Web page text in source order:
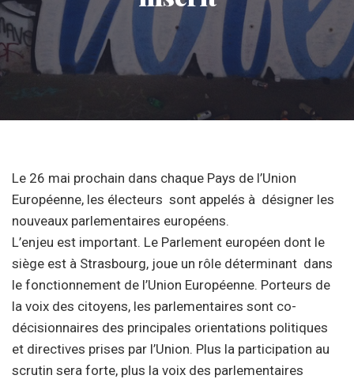
Le 26 mai prochain dans chaque Pays de l’Union
Européenne, les électeurs sont appelés à désigner les
nouveaux parlementaires européens.
L’enjeu est important. Le Parlement européen dont le
siège est à Strasbourg, joue un rôle déterminant dans
le fonctionnement de l’Union Européenne. Porteurs de
la voix des citoyens, les parlementaires sont co-
décisionnaires des principales orientations politiques
et directives prises par l’Union. Plus la participation au
scrutin sera forte, plus la voix des parlementaires